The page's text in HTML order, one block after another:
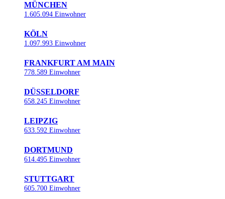
MÜNCHEN
1.605.094 Einwohner
KÖLN
1.097.993 Einwohner
FRANKFURT AM MAIN
778.589 Einwohner
DÜSSELDORF
658.245 Einwohner
LEIPZIG
633.592 Einwohner
DORTMUND
614.495 Einwohner
STUTTGART
605.700 Einwohner